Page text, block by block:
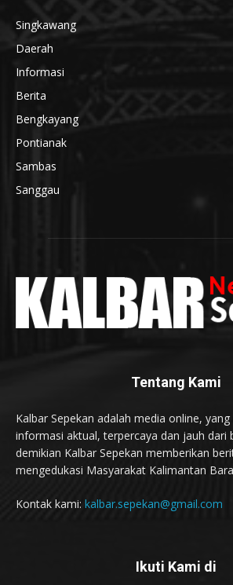
Singkawang
Daerah
Informasi
Berita
Bengkayang
Pontianak
Sambas
Sanggau
Tentang Kami
Kalbar Sepekan adalah media online,
informasi aktual, terpercaya dan jauh dari
demikian Kalbar Sepekan memberikan
mengedukasi Masyarakat Kalimantan
Kontak kami: kalbar.sepekan@gmail.com
Ikuti Kami di